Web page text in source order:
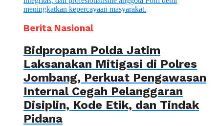
Berita Nasional
Bidpropam Polda Jatim
Laksanakan Mitigasi di Polres
Jombang, Perkuat Pengawasan
Internal Cegah Pelanggaran
Disiplin, Kode Etik, dan Tindak
Pidana